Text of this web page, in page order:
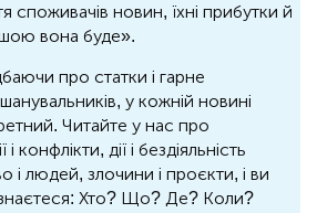
споживачів новин, їхні прибутки й
вона буде».
про статки і гарне
у кожній новині
Читайте у нас про
конфлікти, дії і бездіяльність
і людей, злочини і проєкти, і ви
Хто? Що? Де? Коли?